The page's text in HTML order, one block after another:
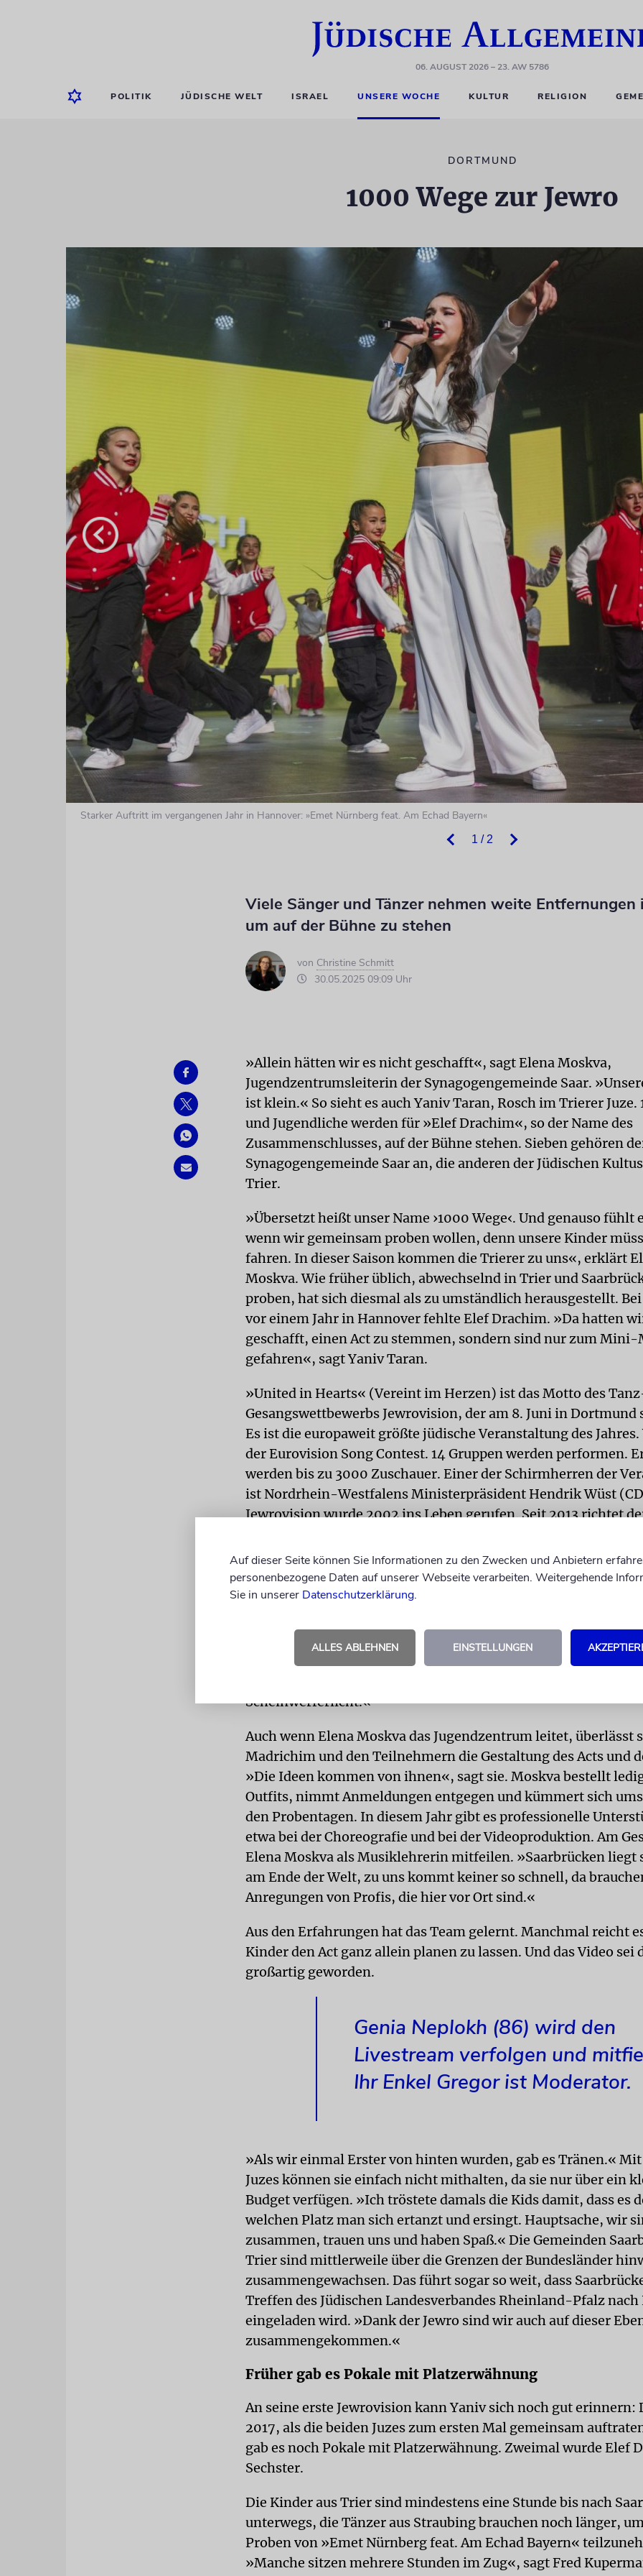
06. AUGUST 2026– 23. AW 5786
POLITIK JÜDISCHE WELT ISRAEL UNSERE WOCHE KULTUR RELIGION
DORTMUND
1000 Wege zur Jewro
1 / 2
Starker Auftritt im vergangenen Jahr in Hannover: »Emet Nürnberg feat. Am Echad Bayern«
Viele Sänger und Tänzer nehmen weite Entfernungen
um auf der Bühne zu stehen
von Christine Schmitt
30.05.2025 09:09 Uhr
»Allein hätten wir es nicht geschafft«, sagt Elena Moskva,
Jugendzentrumsleiterin der Synagogengemeinde Saar.
ist klein.« So sieht es auch Yaniv Taran, Rosch im Trierer Juze.
und Jugendliche werden für »Elef Drachim«, so der Name des
Zusammenschlusses, auf der Bühne stehen. Sieben gehören
Synagogengemeinde Saar an, die anderen der Jüdischen
Trier.
»Übersetzt heißt unser Name ›1000 Wege‹. Und genauso fühlt
wenn wir gemeinsam proben wollen, denn unsere Kinder
fahren. In dieser Saison kommen die Trierer zu uns«, erklärt
Moskva. Wie früher üblich, abwechselnd in Trier und
proben, hat sich diesmal als zu umständlich herausgestellt. Bei
vor einem Jahr in Hannover fehlte Elef Drachim. »Da hatten
geschafft, einen Act zu stemmen, sondern sind nur zum Mini-
gefahren«, sagt Yaniv Taran.
»United in Hearts« (Vereint im Herzen) ist das Motto des
Gesangswettbewerbs Jewrovision, der am 8. Juni in
Es ist die europaweit größte jüdische Veranstaltung des
der Eurovision Song Contest. 14 Gruppen werden performen.
werden bis zu 3000 Zuschauer. Einer der Schirmherren der
ist Nordrhein-Westfalens Ministerpräsident Hendrik Wüst
Jewrovision wurde 2002 ins Leben gerufen. Seit 2013 richtet
Viele jüngere Kinder haben noch nie auf der Bühne
In Saarbrücken habe unter den Jugendlichen mittlerweile ein
verjüngt.« Die meisten sind zwischen zehn und 15 Jahre alt,
stammen aus der Ukraine. »Es wird für viele eine Premiere,
Scheinwerferlicht.«
Auch wenn Elena Moskva das Jugendzentrum leitet, überlässt
Madrichim und den Teilnehmern die Gestaltung des Acts und
»Die Ideen kommen von ihnen«, sagt sie. Moskva bestellt
Outfits, nimmt Anmeldungen entgegen und kümmert sich
den Probentagen. In diesem Jahr gibt es professionelle
etwa bei der Choreografie und bei der Videoproduktion. Am
Elena Moskva als Musiklehrerin mitfeilen. »Saarbrücken liegt
am Ende der Welt, zu uns kommt keiner so schnell, da
Anregungen von Profis, die hier vor Ort sind.«
Aus den Erfahrungen hat das Team gelernt. Manchmal reicht
Kinder den Act ganz allein planen zu lassen. Und das Video sei
großartig geworden.
Genia Neplokh (86) wird den
Livestream verfolgen und
Ihr Enkel Gregor ist Moderator.
»Als wir einmal Erster von hinten wurden, gab es Tränen.«
Juzes können sie einfach nicht mithalten, da sie nur über ein
Budget verfügen. »Ich tröstete damals die Kids damit, dass es
welchen Platz man sich ertanzt und ersingt. Hauptsache, wir
zusammen, trauen uns und haben Spaß.« Die Gemeinden
Trier sind mittlerweile über die Grenzen der Bundesländer
zusammengewachsen. Das führt sogar so weit, dass
Treffen des Jüdischen Landesverbandes Rheinland-Pfalz nach
eingeladen wird. »Dank der Jewro sind wir auch auf dieser
zusammengekommen.«
Früher gab es Pokale mit Platzerwähnung
An seine erste Jewrovision kann Yaniv sich noch gut erinnern:
2017, als die beiden Juzes zum ersten Mal gemeinsam
gab es noch Pokale mit Platzerwähnung. Zweimal wurde Elef
Sechster.
Die Kinder aus Trier sind mindestens eine Stunde bis nach
unterwegs, die Tänzer aus Straubing brauchen noch länger,
Proben von »Emet Nürnberg feat. Am Echad Bayern«
»Manche sitzen mehrere Stunden im Zug«, sagt Fred
Auf dieser Seite können Sie Informationen zu den Zwecken und Anbietern
personenbezogene Daten auf unserer Webseite verarbeiten. Weitergehende
Sie in unserer Datenschutzerklärung.
ALLES ABLEHNEN EINSTELLUNGEN